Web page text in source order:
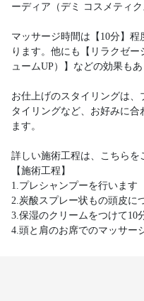
ーディア（デミ コスメティ
マッサージ時間は【10分】
ります。他にも【リラクゼ
ュームUP）】などの効果もあ
お仕上げのスタイリングは
タイリングなど、お好みに
ます。
詳しい施術工程は、こちらを
【施術工程】
1.プレシャンプーを行います
2.炭酸スプレー状もの頭皮
3.保湿のクリームをつけて
4.頭と肩のお席でのマッサー